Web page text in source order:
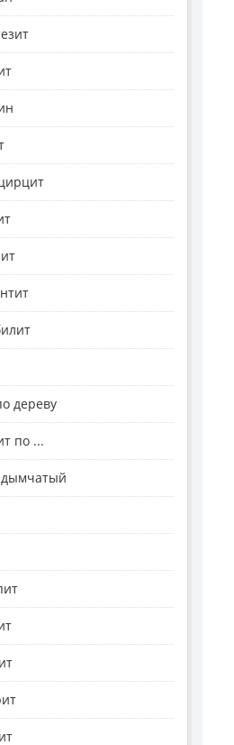
дереву
по ...